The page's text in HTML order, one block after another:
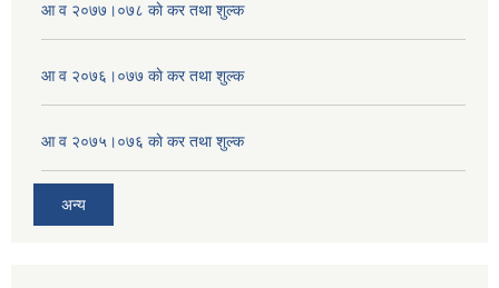
आ व २०७७।०७८ काे कर तथा शुल्क
आ व २०७६।०७७ काे कर तथा शुल्क
आ व २०७५।०७६ काे कर तथा शुल्क
अन्य